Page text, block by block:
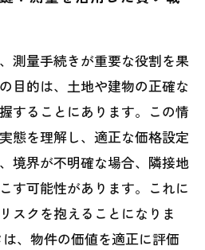
測量手続きが重要な役割を果
目的は、土地や建物の正確な
することにあります。この情
態を理解し、適正な価格設定
境界が不明確な場合、隣接地
す可能性があります。これに
スクを抱えることになりま
、物件の価値を適正に評価